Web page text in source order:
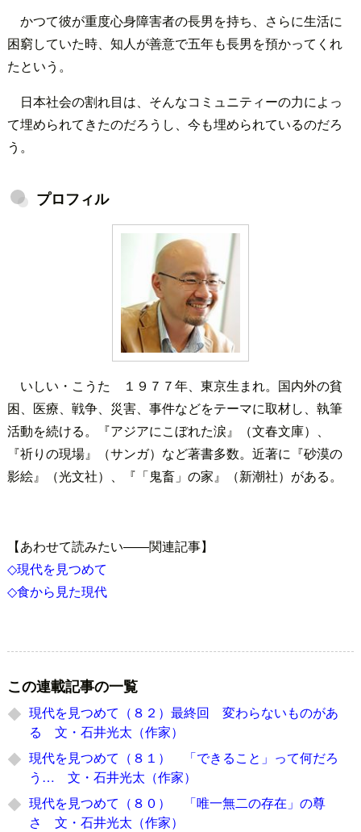
かつて彼が重度心身障害者の長男を持ち、さらに生活に
困窮していた時、知人が善意で五年も長男を預かってくれ
たという。
日本社会の割れ目は、そんなコミュニティーの力によっ
て埋められてきたのだろうし、今も埋められているのだろ
う。
プロフィル
いしい・こうた １９７７年、東京生まれ。国内外の貧
困、医療、戦争、災害、事件などをテーマに取材し、執筆
活動を続ける。『アジアにこぼれた涙』（文春文庫）、
『祈りの現場』（サンガ）など著書多数。近著に『砂漠の
影絵』（光文社）、『「鬼畜」の家』（新潮社）がある。
【あわせて読みたい――関連記事】
◇現代を見つめて
◇食から見た現代
この連載記事の一覧
現代を見つめて（８２）最終回 変わらないものがあ
る 文・石井光太（作家）
現代を見つめて（８１） 「できること」って何だろ
う… 文・石井光太（作家）
現代を見つめて（８０） 「唯一無二の存在」の尊
さ 文・石井光太（作家）